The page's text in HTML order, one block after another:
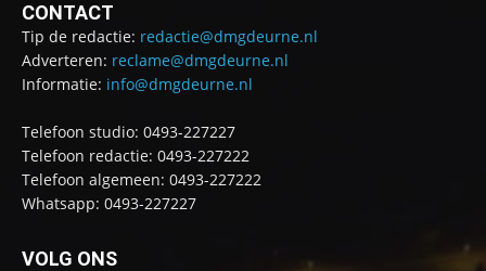
CONTACT
Tip de redactie: redactie@dmgdeurne.nl
Adverteren: reclame@dmgdeurne.nl
Informatie: info@dmgdeurne.nl
Telefoon studio: 0493-227227
Telefoon redactie: 0493-227222
Telefoon algemeen: 0493-227222
Whatsapp: 0493-227227
VOLG ONS